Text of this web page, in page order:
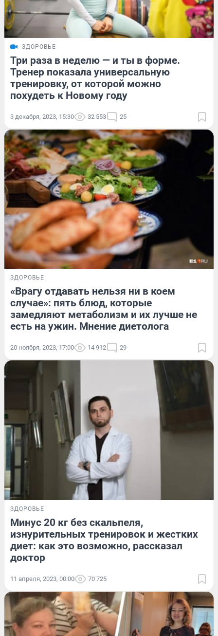
ЗДОРОВЬЕ
Три раза в неделю — и ты в форме.
Тренер показала универсальную
тренировку, от которой можно
похудеть к Новому году
3 декабря, 2023, 15:30 32 553 25
ЗДОРОВЬЕ
«Врагу отдавать нельзя ни в коем
случае»: пять блюд, которые
замедляют метаболизм и их лучше не
есть на ужин. Мнение диетолога
20 ноября, 2023, 17:00 14 912 29
ЗДОРОВЬЕ
Минус 20 кг без скальпеля,
изнурительных тренировок и жестких
диет: как это возможно, рассказал
доктор
11 апреля, 2023, 00:00 70 725